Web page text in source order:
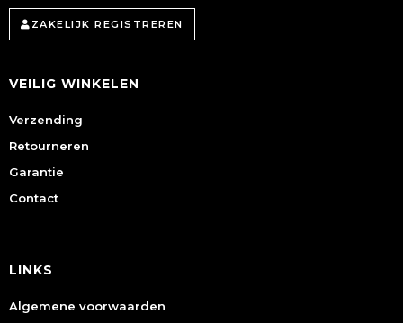
ZAKELIJK REGISTREREN
VEILIG WINKELEN
Verzending
Retourneren
Garantie
Contact
LINKS
Algemene voorwaarden